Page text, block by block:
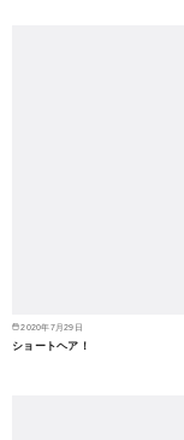
2020年7月29日
ショートヘア！